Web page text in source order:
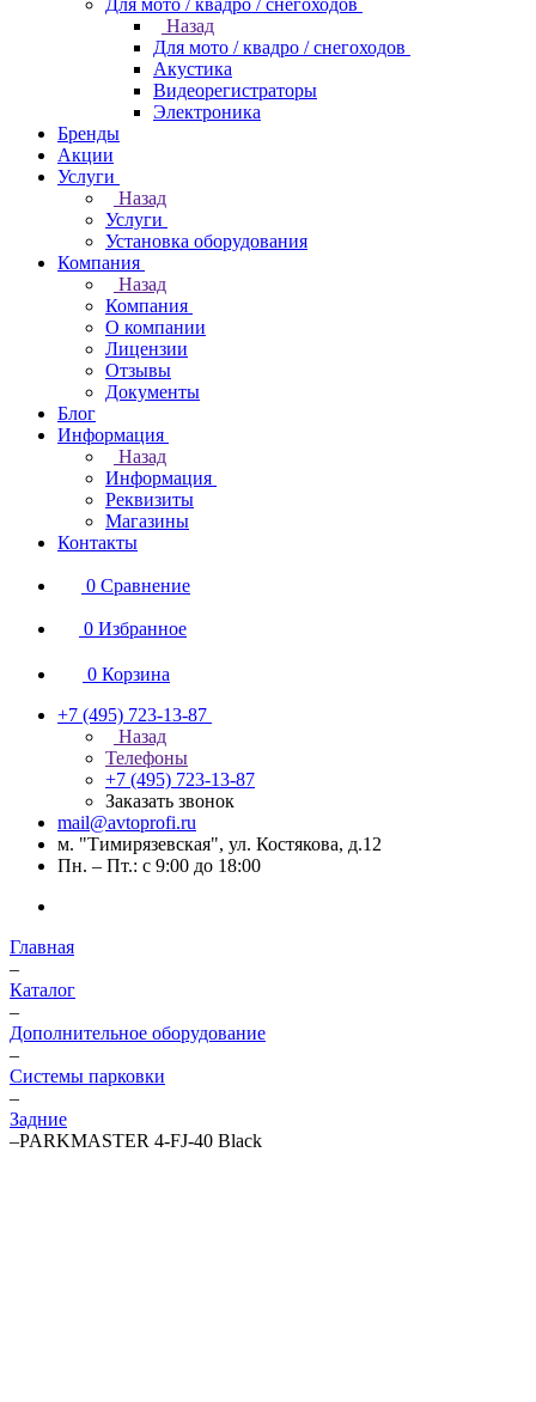
Для мото / квадро / снегоходов
Назад
Для мото / квадро / снегоходов
Акустика
Видеорегистраторы
Электроника
Бренды
Акции
Услуги
Назад
Услуги
Установка оборудования
Компания
Назад
Компания
О компании
Лицензии
Отзывы
Документы
Блог
Информация
Назад
Информация
Реквизиты
Магазины
Контакты
0 Сравнение
0 Избранное
0 Корзина
+7 (495) 723-13-87
Назад
Телефоны
+7 (495) 723-13-87
Заказать звонок
mail@avtoprofi.ru
м. "Тимирязевская", ул. Костякова, д.12
Пн. – Пт.: с 9:00 до 18:00
Главная
–
Каталог
–
Дополнительное оборудование
–
Системы парковки
–
Задние
–PARKMASTER 4-FJ-40 Black